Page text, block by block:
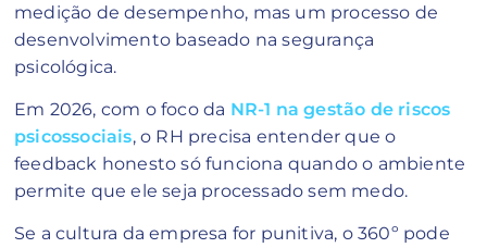
medição de desempenho, mas um processo de
desenvolvimento baseado na segurança
psicológica.
Em 2026, com o foco da NR-1 na gestão de riscos
psicossociais, o RH precisa entender que o
feedback honesto só funciona quando o ambiente
permite que ele seja processado sem medo.
Se a cultura da empresa for punitiva, o 360º pode